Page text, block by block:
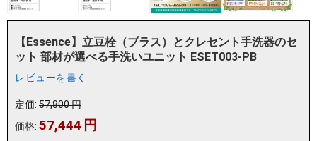
【Essence】立豆栓（ブラス）とクレセント手洗器のセ
ット 部材が選べる手洗いユニット ESET003-PB
レビューを書く
定価: 57,800円
価格: 57,444 円